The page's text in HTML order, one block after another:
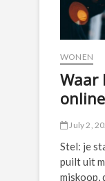
WONEN
Waar
July 2,
Stel: je
puilt uit
miskoop,